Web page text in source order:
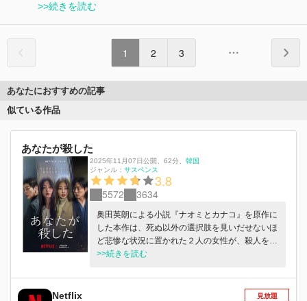
>>続きを読む
1 2 3
あなたにおすすめの記事
似ている作品
あなたが殺した
2025年11月07日公開 62分
韓国
ジャンル： サスペンス
3.8
5572 3634
奥田英朗による小説『ナオミとカナコ』を原作に
した本作は、死ぬ以外の選択肢を見いだせないほ
ど悲惨な状況に置かれた２人の女性が、殺人を犯
す決心をし、思いがけない出来事の連鎖に巻き込
マを抱えるウンスは、夫からの家庭内暴力に苦し
んでいる友人のヒスを助けるため、共に彼を殺害
>>続きを読む
Netflix 見放題